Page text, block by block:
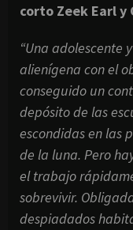
corto Zeek Earl
“Una adolescente
alienígena con el
conseguido un
depósito de las
escondidas en las
de la luna. Pero
el trabajo
sobrevivir.
despiadados